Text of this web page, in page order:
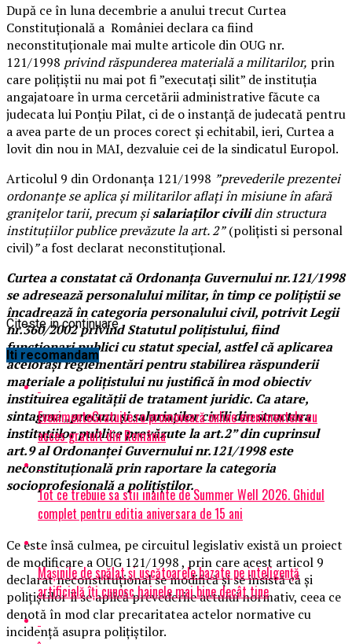
După ce în luna decembrie a anului trecut Curtea
Constituțională a României declara ca fiind
neconstituționale mai multe articole din OUG nr.
121/1998 privind răspunderea materială a militarilor, prin
care polițiștii nu mai pot fi ”executați silit” de instituția
angajatoare în urma cercetării administrative făcute ca
judecata lui Ponțiu Pilat, ci de o instanță de judecată pentru
a avea parte de un proces corect și echitabil, ieri, Curtea a
lovit din nou in MAI, dezvaluie cei de la sindicatul Europol.
Articolul 9 din Ordonanța 121/1998 ”prevederile prezentei
ordonanțe se aplica și militarilor aflați în misiune în afară
granițelor tarii, precum șisalariaților civilidin structura
instituțiilor publice prevăzute la art. 2”(polițisti si personal
civil)”a fost declarat neconstituțional.
Curtea a constatat că Ordonanța Guvernului nr.121/1998
se adresează personalului militar, în timp ce polițiștii se
încadrează în categoria personalului civil, potrivit Legii
nr.360/2002 privind Statutul polițistului, fiind
funcționari publici cu statut special, astfel că aplicarea
acelorași reglementări pentru stabilirea răspunderii
materiale a polițistului nu justifică în mod obiectiv
instituirea egalității de tratament juridic. Ca atare,
sintagma „precum şi salariaților civili din structura
instituțiilor publice prevăzute la art.2” din cuprinsul
art.9 al Ordonanței Guvernului nr.121/1998 este
neconstituțională prin raportare la categoria
socioprofesională a polițiștilor.
Ce este însă culmea, pe circuitul legislativ există un proiect
de modificare a OUG 121/1998 , prin care acest articol 9
declarat neconstituțional se modifică și se insistă că și
polițiștilor li se aplică prevederile actului normativ, ceea ce
denotă în mod clar precaritatea actelor normative cu
incidență asupra polițiștilor.
Citeste in continuare
Iti recomandam
EvenimenteGratuite.ro promovează online evenimentele cu
acces gratuit din România
Tot ce trebuie sa stii inainte de Summer Well 2026. Ghidul
complet pentru editia aniversara de 15 ani
Mașinile de spălat și uscătoarele bazate pe inteligență
artificială îți cunosc hainele mai bine decât tine